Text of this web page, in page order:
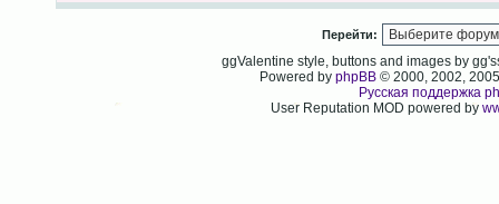
Перейти:
ggValentine style, buttons and images by
Powered byphpBB © 2000, 2002,
Русская поддержка
User Reputation MOD powered by